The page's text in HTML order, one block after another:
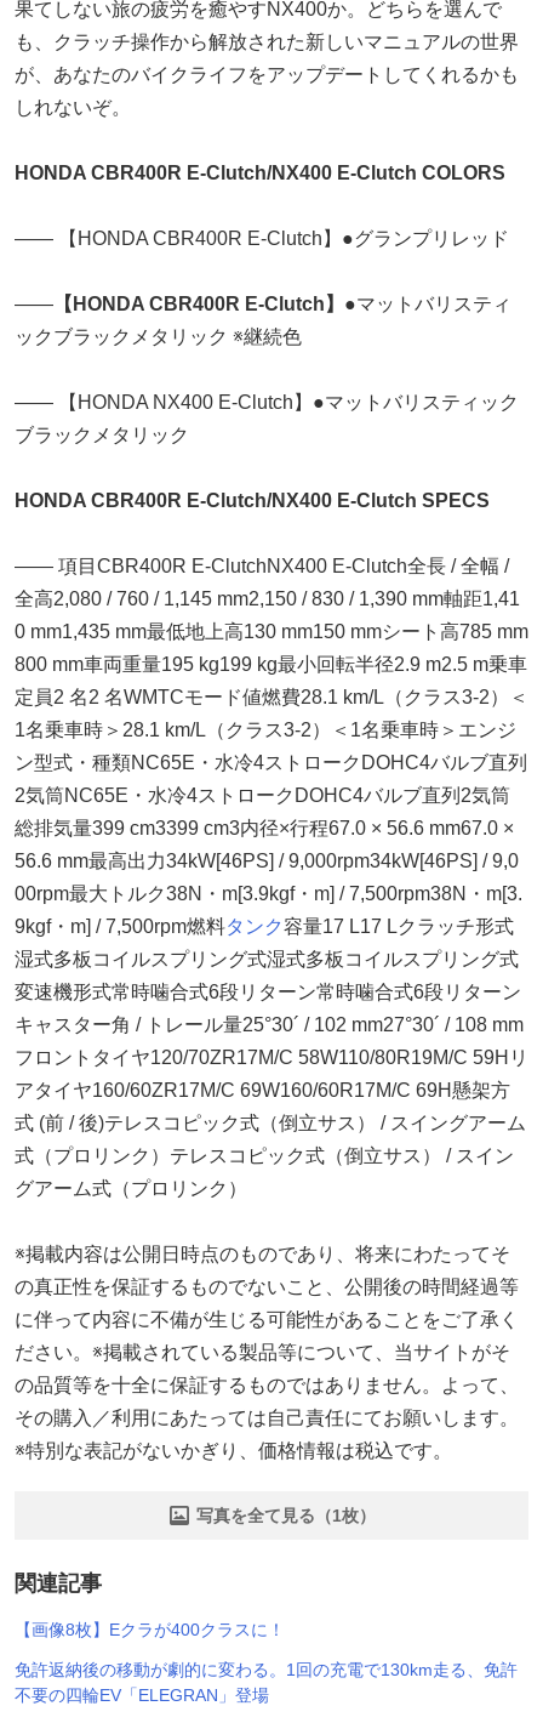
果てしない旅の疲労を癒やすNX400か。どちらを選んで
も、クラッチ操作から解放された新しいマニュアルの世界
が、あなたのバイクライフをアップデートしてくれるかも
しれないぞ。
HONDA CBR400R E-Clutch/NX400 E-Clutch COLORS
―― 【HONDA CBR400R E-Clutch】●グランプリレッド
―― 【HONDA CBR400R E-Clutch】 ●マットバリスティ
ックブラックメタリック ※継続色
―― 【HONDA NX400 E-Clutch】●マットバリスティック
ブラックメタリック
HONDA CBR400R E-Clutch/NX400 E-Clutch SPECS
―― 項目CBR400R E-ClutchNX400 E-Clutch全長 / 全幅 /
全高2,080 / 760 / 1,145 mm2,150 / 830 / 1,390 mm軸距1,41
0 mm1,435 mm最低地上高130 mm150 mmシート高785 mm
800 mm車両重量195 kg199 kg最小回転半径2.9 m2.5 m乗車
定員2 名2 名WMTCモード値燃費28.1 km/L（クラス3-2）＜
1名乗車時＞28.1 km/L（クラス3-2）＜1名乗車時＞エンジ
ン型式・種類NC65E・水冷4ストロークDOHC4バルブ直列
2気筒NC65E・水冷4ストロークDOHC4バルブ直列2気筒
総排気量399 cm3399 cm3内径×行程67.0 × 56.6 mm67.0 ×
56.6 mm最高出力34kW[46PS] / 9,000rpm34kW[46PS] / 9,0
00rpm最大トルク38N・m[3.9kgf・m] / 7,500rpm38N・m[3.
9kgf・m] / 7,500rpm燃料タンク容量17 L17 Lクラッチ形式
湿式多板コイルスプリング式湿式多板コイルスプリング式
変速機形式常時噛合式6段リターン常時噛合式6段リターン
キャスター角 / トレール量25°30´ / 102 mm27°30´ / 108 mm
フロントタイヤ120/70ZR17M/C 58W110/80R19M/C 59Hリ
アタイヤ160/60ZR17M/C 69W160/60R17M/C 69H懸架方
式 (前 / 後)テレスコピック式（倒立サス） / スイングアーム
式（プロリンク）テレスコピック式（倒立サス） / スイン
グアーム式（プロリンク）
※掲載内容は公開日時点のものであり、将来にわたってそ
の真正性を保証するものでないこと、公開後の時間経過等
に伴って内容に不備が生じる可能性があることをご了承く
ださい。※掲載されている製品等について、当サイトがそ
の品質等を十全に保証するものではありません。よって、
その購入／利用にあたっては自己責任にてお願いします。
※特別な表記がないかぎり、価格情報は税込です。
写真を全て見る（1枚）
関連記事
【画像8枚】Eクラが400クラスに！
免許返納後の移動が劇的に変わる。1回の充電で130km走る、免許
不要の四輪EV「ELEGRAN」登場